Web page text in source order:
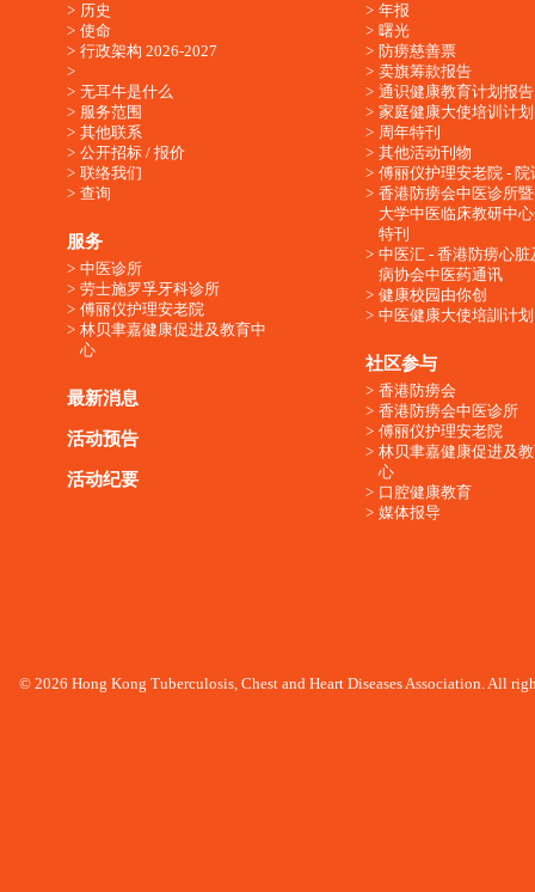
历史
使命
行政架构 2026-2027
无耳牛是什么
服务范围
其他联系
公开招标 / 报价
联络我们
查询
服务
中医诊所
劳士施罗孚牙科诊所
傅丽仪护理安老院
林贝聿嘉健康促进及教育中
心
最新消息
活动预告
活动纪要
年报
曙光
防痨慈善票
卖旗筹款报告
通识健康教育计划报告
家庭健康大使培训计划
周年特刊
其他活动刊物
傅丽仪护理安老院 - 院
香港防痨会中医诊所
大学中医临床教研中
特刊
中医汇 - 香港防痨心脏
病协会中医药通讯
健康校园由你创
中医健康大使培訓计划
社区参与
香港防痨会
香港防痨会中医诊所
傅丽仪护理安老院
林贝聿嘉健康促进及
心
口腔健康教育
媒体报导
© 2026 Hong Kong Tuberculosis, Chest and Heart Diseases Association. All